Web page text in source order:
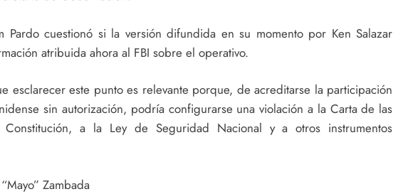
Pardo cuestionó si la versión difundida en su momento por Ken Salazar
atribuida ahora al FBI sobre el operativo.
esclarecer este punto es relevante porque, de acreditarse la participación
sin autorización, podría configurarse una violación a la Carta de las
a la Ley de Seguridad Nacional y a otros instrumentos
Zambada